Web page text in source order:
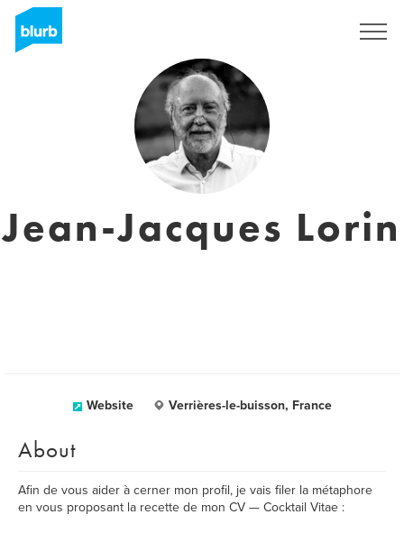
Jean-Jacques Lorin
Website Verrières-le-buisson, France
About
Afin de vous aider à cerner mon profil, je vais filer la métaphore
en vous proposant la recette de mon CV — Cocktail Vitae :